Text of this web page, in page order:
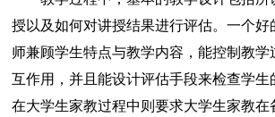
授以及如何对讲授结果进行评估。一个好
师兼顾学生特点与教学内容，能控制教学
互作用，并且能设计评估手段来检查学生
在大学生家教过程中则要求大学生家教在